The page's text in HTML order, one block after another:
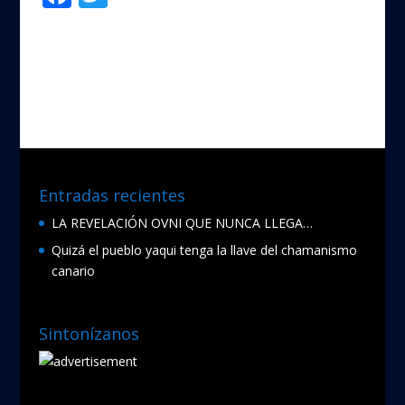
o
Entradas recientes
LA REVELACIÓN OVNI QUE NUNCA LLEGA…
Quizá el pueblo yaqui tenga la llave del chamanismo
canario
Sintonízanos